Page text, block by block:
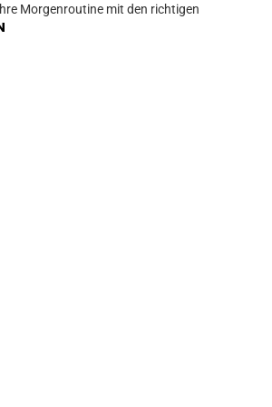
Morgenroutine mit den richtigen